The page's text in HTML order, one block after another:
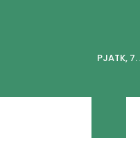
PJATK,